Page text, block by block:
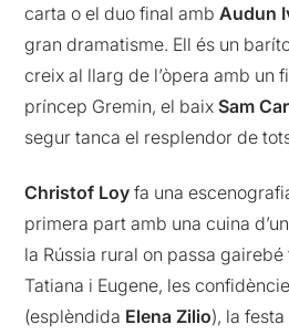
carta o el duo final ambAudun
gran dramatisme. Ell és un
creix al llarg de l’òpera amb un
príncep Gremin, el baixSam
segur tanca el resplendor de
Christof Loy fa una
primera part amb una cuina
la Rússia rural on passa
Tatiana i Eugene, les
(esplèndida Elena Zilio), la